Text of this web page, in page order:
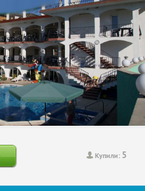
Купили: 5